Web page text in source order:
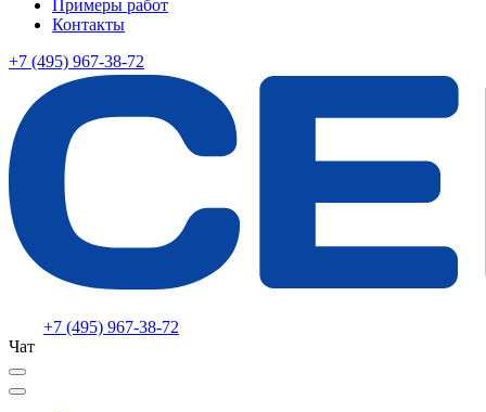
Примеры работ
Контакты
+7 (495) 967-38-72
+7 (495) 967-38-72
Чат